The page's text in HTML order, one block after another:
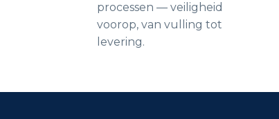
processen — veiligheid
voorop, van vulling tot
levering.